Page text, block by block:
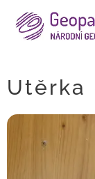
Utěrka